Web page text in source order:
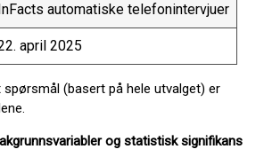
automatiske telefonintervjuer
april 2025
(basert på hele utvalget) er
og statistisk signifikans